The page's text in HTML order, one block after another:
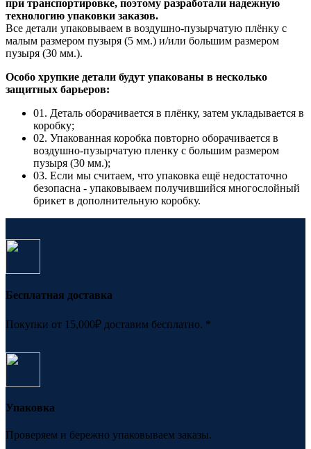
при транспортировке, поэтому разработали надежную
технологию упаковки заказов.
Все детали упаковываем в воздушно-пузырчатую плёнку с
малым размером пузыря (5 мм.) и/или большим размером
пузыря (30 мм.).
Особо хрупкие детали будут упакованы в несколько
защитных барьеров:
01. Деталь оборачивается в плёнку, затем укладывается в
коробку;
02. Упакованная коробка повторно оборачивается в
воздушно-пузырчатую пленку с большим размером
пузыря (30 мм.);
03. Если мы считаем, что упаковка ещё недостаточно
безопасна - упаковываем получившийся многослойный
брикет в дополнительную коробку.
Бесплатная доставка
Покупки от 15,000₽ доставим бесплатно. *
Упаковка
Проверяем и бережно упаковываем заказы.